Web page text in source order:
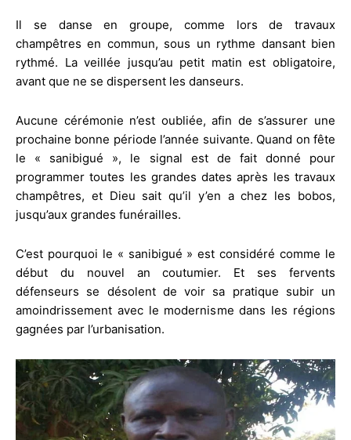
Il se danse en groupe, comme lors de travaux
champêtres en commun, sous un rythme dansant bien
rythmé. La veillée jusqu’au petit matin est obligatoire,
avant que ne se dispersent les danseurs.
Aucune cérémonie n’est oubliée, afin de s’assurer une
prochaine bonne période l’année suivante. Quand on fête
le « sanibigué », le signal est de fait donné pour
programmer toutes les grandes dates après les travaux
champêtres, et Dieu sait qu’il y’en a chez les bobos,
jusqu’aux grandes funérailles.
C’est pourquoi le « sanibigué » est considéré comme le
début du nouvel an coutumier. Et ses fervents
défenseurs se désolent de voir sa pratique subir un
amoindrissement avec le modernisme dans les régions
gagnées par l’urbanisation.